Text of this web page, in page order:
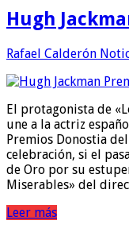
Hugh
Rafael Calderón
El protagonista de
une a la actriz
Premios Donostia
celebración, si el
de Oro por su
Miserables» del
Leer más